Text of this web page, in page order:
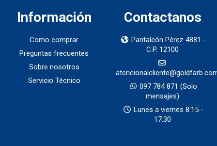
Información
Como comprar
Preguntas frecuentes
Sobre nosotros
Servicio Técnico
Contactanos
Pantaleón Pérez 4881 -
C.P. 12100
097 784 871 (Solo
mensajes)
Lunes a viernes 8:15 -
17:30